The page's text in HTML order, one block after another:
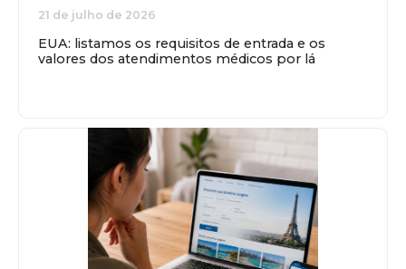
21 de julho de 2026
EUA: listamos os requisitos de entrada e os
valores dos atendimentos médicos por lá